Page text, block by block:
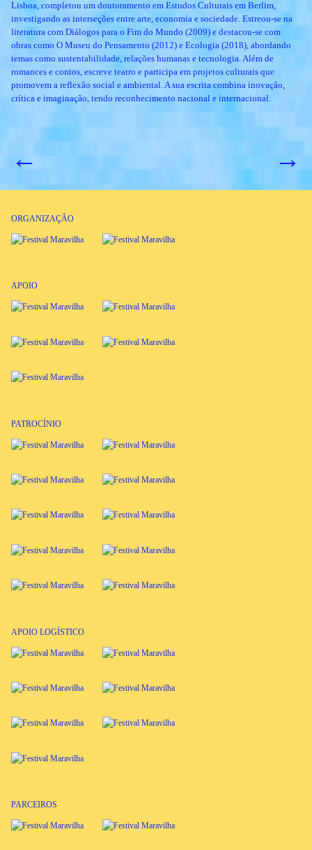
Lisboa, completou um doutoramento em Estudos Culturais em Berlim,
investigando as interseções entre arte, economia e sociedade. Estreou-se na
literatura com Diálogos para o Fim do Mundo (2009) e destacou-se com
obras como O Museu do Pensamento (2012) e Ecologia (2018), abordando
temas como sustentabilidade, relações humanas e tecnologia. Além de
romances e contos, escreve teatro e participa em projetos culturais que
promovem a reflexão social e ambiental. A sua escrita combina inovação,
crítica e imaginação, tendo reconhecimento nacional e internacional.
← →
ORGANIZAÇÃO
APOIO
PATROCÍNIO
APOIO LOGÍSTICO
PARCEIROS